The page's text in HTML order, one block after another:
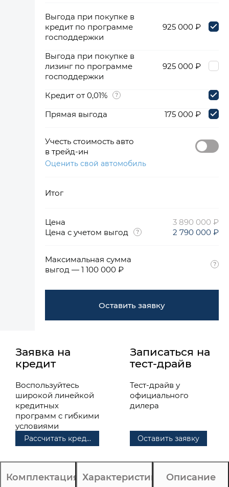
Выгода при покупке в
кредит по программе
господдержки
925 000 ₽
Выгода при покупке в
лизинг по программе
господдержки
925 000 ₽
Кредит от 0,01%
Прямая выгода
175 000 ₽
Учесть стоимость авто
в трейд-ин
Оценить свой автомобиль
Итог
Цена
3 890 000 ₽
Цена с учетом выгод
2 790 000 ₽
Максимальная сумма
выгод — 1 100 000 ₽
Оставить заявку
Заявка на
кредит
Воспользуйтесь
широкой линейкой
кредитных
программ с гибкими
условиями
Рассчитать кредит
Записаться на
тест-драйв
Тест-драйв у
официального
дилера
Оставить заявку
Комплектация Характеристики Описание